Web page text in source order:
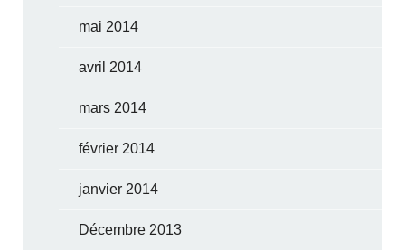
mai 2014
avril 2014
mars 2014
février 2014
janvier 2014
Décembre 2013